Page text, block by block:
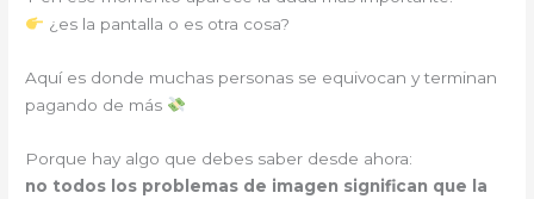
¿es la pantalla o es otra cosa?
Aquí es donde muchas personas se equivocan y terminan
pagando de más
Porque hay algo que debes saber desde ahora:
no todos los problemas de imagen significan que la